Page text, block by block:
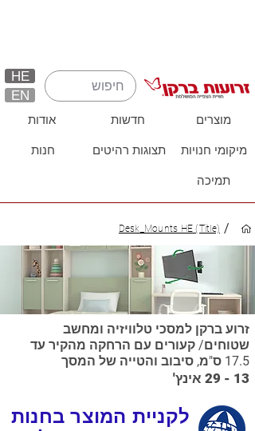
HE
EN
אודות חדשות מוצרים
חנות תצוגות רהיטים מיקומי חנויות
תמיכה
/
Desk_Mounts HE (Title)
זרוע ברקן למסכי טלוויזיה ומחשב
שטוחים/ קעורים עם הרחקה מהקיר עד
17.5 ס"מ, סיבוב והטייה של המסך
13 - 29 אינץ'
לקניית המוצר בחנות